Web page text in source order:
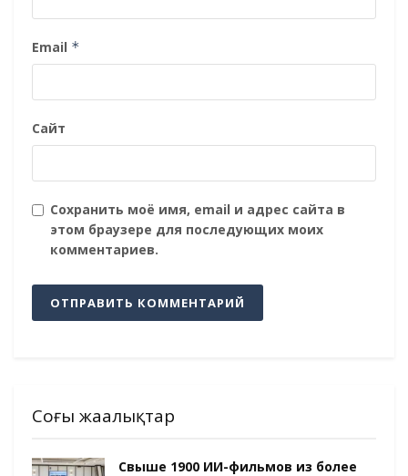
Email *
Сайт
Сохранить моё имя, email и адрес сайта в
этом браузере для последующих моих
комментариев.
Соңғы жаңалықтар
Свыше 1900 ИИ-фильмов из более